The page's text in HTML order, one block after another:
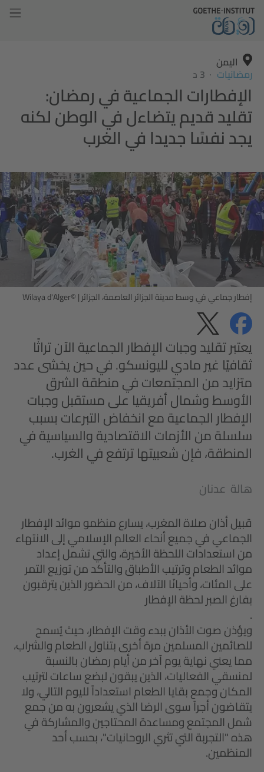
اليمن
رمضانيات
الإفطارات الجماعية في رمضان:
تقليد قديم يتضاءل في الوطن لكنه
يجد نفسًا جديدا في الغرب
إفطار جماعي في وسط مدينة الجزائر العاصمة، الجزائر|
©Wilaya d'Alger
مشاركةمشاركة
يعتبر تقليد وجبات الإفطار الجماعية الآن تراثًا
ثقافيًا غير مادي لليونسكو. في حين يخشى عدد
متزايد من المجتمعات في منطقة الشرق
الأوسط وشمال أفريقيا على مستقبل وجبات
الإفطار الجماعية مع انخفاض التبرعات بسبب
سلسلة من الأزمات الاقتصادية والسياسية في
المنطقة، فإن شعبيتها ترتفع في الغرب.
هالة عدنان
قبيل أذان صلاة المغرب، يسارع منظمو موائد الإفطار
الجماعي في جميع أنحاء العالم الإسلامي إلى الانتهاء
من استعدادات اللحظة الأخيرة، والتي تشمل إعداد
موائد الطعام وترتيب الأطباق والتأكد من توزيع التمر
على المئات، وأحيانًا الآلاف، من الحضور الذين يترقبون
بفارغ الصبر لحظة الإفطار
.
ويؤذن صوت الأذان ببدء وقت الإفطار، حيث يُسمح
للصائمين المسلمين مرة أخرى بتناول الطعام والشراب،
مما يعني نهاية يوم آخر من أيام رمضان بالنسبة
لمنسقي الفعاليات، الذين يبقون لبضع ساعات لترتيب
المكان وجمع بقايا الطعام استعداداً لليوم التالي، ولا
يتقاضون أجراً سوى الرضا الذي يشعرون به من جمع
شمل المجتمع ومساعدة المحتاجين والمشاركة في
هذه "التجربة التي تثري الروحانيات"، بحسب أحد
المنظمين.